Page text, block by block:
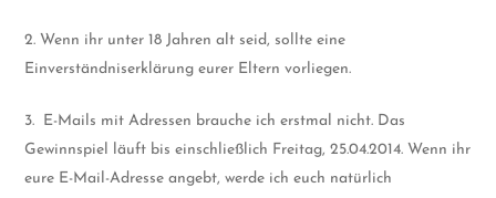
2. Wenn ihr unter 18 Jahren alt seid, sollte eine
Einverständniserklärung eurer Eltern vorliegen.
3. E-Mails mit Adressen brauche ich erstmal nicht. Das
Gewinnspiel läuft bis einschließlich Freitag, 25.04.2014. Wenn ihr
eure E-Mail-Adresse angebt, werde ich euch natürlich